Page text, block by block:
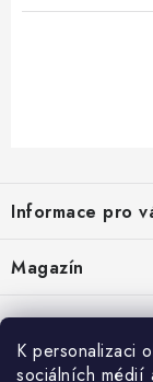
K personalizaci
sociálních médií
p
a
t
í
Informace pro
Doprava a platba
Velkoobchod
Magazín
Kombucha –